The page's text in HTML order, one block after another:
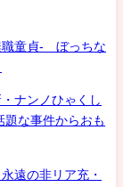
童貞- ぼっちな
ナンノひゃくし
な事件からおも
遠の非リア充・